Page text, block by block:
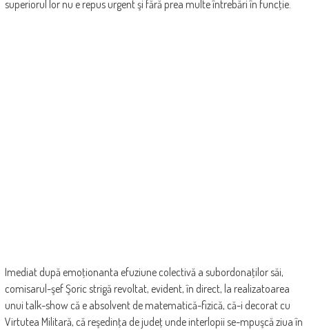
superiorul lor nu e repus urgent şi fără prea multe întrebări în funcţie.
Imediat după emoţionanta efuziune colectivă a subordonaţilor săi,
comisarul-şef Şoric strigă revoltat, evident, în direct, la realizatoarea
unui talk-show că e absolvent de matematică-fizică, că-i decorat cu
Virtutea Militară, că reşedinţa de judeţ unde interlopii se-mpuşcă ziua în